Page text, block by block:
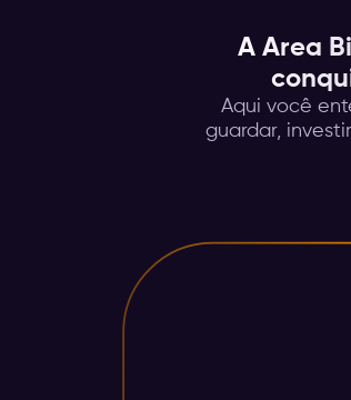
A Area
Aqui você
guardar,